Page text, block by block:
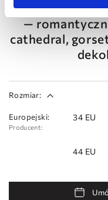
Suknia ślubna
—
cathedral,
Rozmiar:
Europejski:
Producent:
34 EU
44 EU